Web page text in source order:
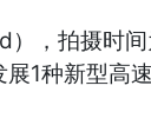
，拍摄时间
1种新型高